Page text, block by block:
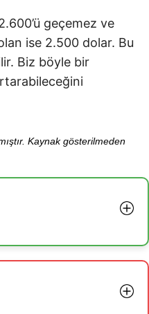
geçemez ve
ise 2.500 dolar. Bu
Biz böyle bir
Kaynak gösterilmeden